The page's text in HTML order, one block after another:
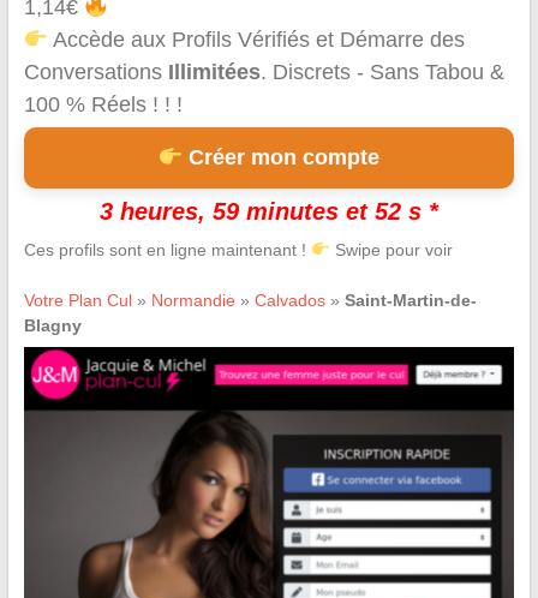
1,14€
Accède aux Profils Vérifiés et Démarre des
Conversations Illimitées. Discrets - Sans Tabou &
100 % Réels ! ! !
Créer mon compte
3 heures, 59 minutes et 51 s *
Ces profils sont en ligne maintenant ! Swipe pour voir
Votre Plan Cul» Normandie » Calvados» Saint-Martin-de-
Blagny